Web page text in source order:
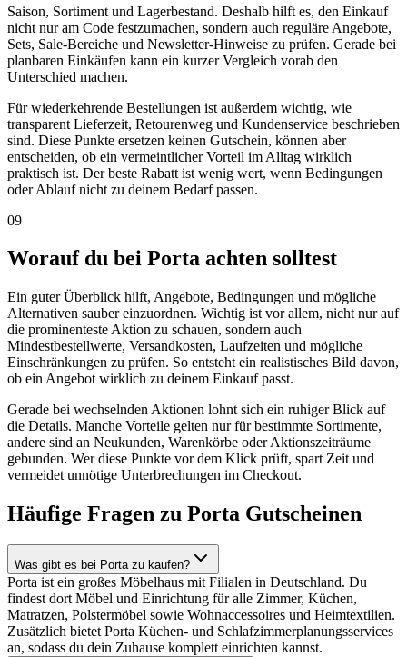
Saison, Sortiment und Lagerbestand. Deshalb hilft es, den Einkauf
nicht nur am Code festzumachen, sondern auch reguläre Angebote,
Sets, Sale-Bereiche und Newsletter-Hinweise zu prüfen. Gerade bei
planbaren Einkäufen kann ein kurzer Vergleich vorab den
Unterschied machen.
Für wiederkehrende Bestellungen ist außerdem wichtig, wie
transparent Lieferzeit, Retourenweg und Kundenservice beschrieben
sind. Diese Punkte ersetzen keinen Gutschein, können aber
entscheiden, ob ein vermeintlicher Vorteil im Alltag wirklich
praktisch ist. Der beste Rabatt ist wenig wert, wenn Bedingungen
oder Ablauf nicht zu deinem Bedarf passen.
09
Worauf du bei Porta achten solltest
Ein guter Überblick hilft, Angebote, Bedingungen und mögliche
Alternativen sauber einzuordnen. Wichtig ist vor allem, nicht nur auf
die prominenteste Aktion zu schauen, sondern auch
Mindestbestellwerte, Versandkosten, Laufzeiten und mögliche
Einschränkungen zu prüfen. So entsteht ein realistisches Bild davon,
ob ein Angebot wirklich zu deinem Einkauf passt.
Gerade bei wechselnden Aktionen lohnt sich ein ruhiger Blick auf
die Details. Manche Vorteile gelten nur für bestimmte Sortimente,
andere sind an Neukunden, Warenkörbe oder Aktionszeiträume
gebunden. Wer diese Punkte vor dem Klick prüft, spart Zeit und
vermeidet unnötige Unterbrechungen im Checkout.
Häufige Fragen zu Porta Gutscheinen
Was gibt es bei Porta zu kaufen?
Porta ist ein großes Möbelhaus mit Filialen in Deutschland. Du
findest dort Möbel und Einrichtung für alle Zimmer, Küchen,
Matratzen, Polstermöbel sowie Wohnaccessoires und Heimtextilien.
Zusätzlich bietet Porta Küchen- und Schlafzimmerplanungsservices
an, sodass du dein Zuhause komplett einrichten kannst.